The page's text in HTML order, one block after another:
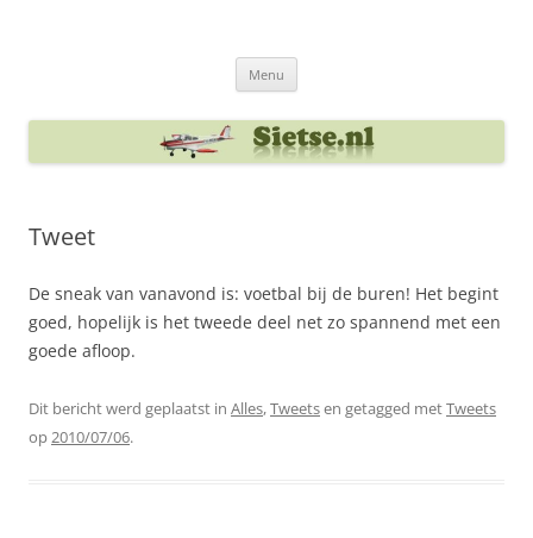
Menu
Tweet
De sneak van vanavond is: voetbal bij de buren! Het begint
goed, hopelijk is het tweede deel net zo spannend met een
goede afloop.
Dit bericht werd geplaatst in Alles,Tweetsen getagged metTweets
op2010/07/06.